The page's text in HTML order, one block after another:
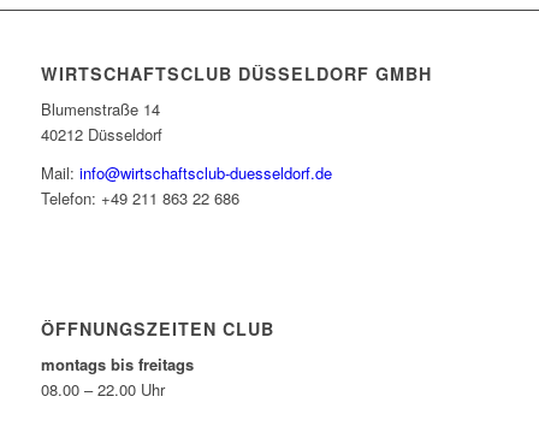
WIRTSCHAFTSCLUB DÜSSELDORF GMBH
Blumenstraße 14
40212 Düsseldorf
Mail: info@wirtschaftsclub-duesseldorf.de
Telefon: +49 211 863 22 686
ÖFFNUNGSZEITEN CLUB
montags bis freitags
08.00 – 22.00 Uhr